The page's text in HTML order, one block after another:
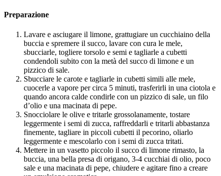
Preparazione
Lavare e asciugare il limone, grattugiare un cucchiaino della
buccia e spremere il succo, lavare con cura le mele,
sbucciarle, togliere torsolo e semi e tagliarle a cubetti
condendoli subito con la metà del succo di limone e un
pizzico di sale.
Sbucciare le carote e tagliarle in cubetti simili alle mele,
cuocerle a vapore per circa 5 minuti, trasferirli in una ciotola e
quando ancora calde condirle con un pizzico di sale, un filo
d’olio e una macinata di pepe.
Snocciolare le olive e tritarle grossolanamente, tostare
leggermente i semi di zucca, raffreddarli e tritarli abbastanza
finemente, tagliare in piccoli cubetti il pecorino, oliarlo
leggermente e mescolarlo con i semi di zucca tritati.
Mettere in un vasetto piccolo il succo di limone rimasto, la
buccia, una bella presa di origano, 3-4 cucchiai di olio, poco
sale e una macinata di pepe, chiudere e agitare fino a creare